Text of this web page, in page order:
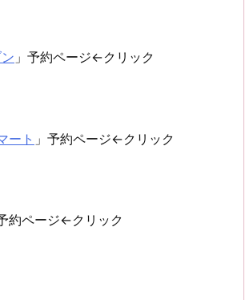
」予約ページ←クリック
ート 」予約ページ←クリック
約ページ←クリック